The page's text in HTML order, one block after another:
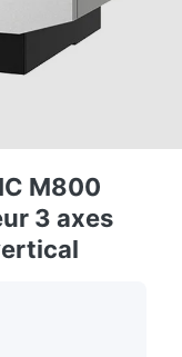
M800
3 axes